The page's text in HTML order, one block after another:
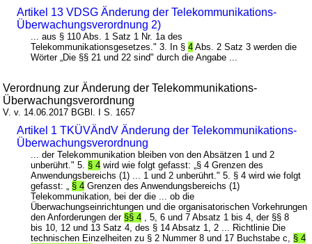
Artikel 13 VDSG Änderung der Telekommunikations-
Überwachungsverordnung 2)
... aus § 110 Abs. 1 Satz 1 Nr. 1a des
Telekommunikationsgesetzes." 3. In §4 Abs. 2 Satz 3 werden die
Wörter „Die §§ 21 und 22 sind" durch die Angabe ...
Verordnung zur Änderung der Telekommunikations-
Überwachungsverordnung
V. v. 14.06.2017 BGBl. I S. 1657
Artikel 1 TKÜVÄndV Änderung der Telekommunikations-
Überwachungsverordnung
... der Telekommunikation bleiben von den Absätzen 1 und 2
unberührt." 5. § 4 wird wie folgt gefasst: „§ 4 Grenzen des
Anwendungsbereichs (1) ... 1 und 2 unberührt." 5. § 4 wird wie folgt
gefasst: „ § 4 Grenzen des Anwendungsbereichs (1)
Telekommunikation, bei der die ... ob die
Überwachungseinrichtungen und die organisatorischen Vorkehrungen
den Anforderungen der §§ 4 , 5, 6 und 7 Absatz 1 bis 4, der §§ 8
bis 10, 12 und 13 Satz 4, des § 14 Absatz 1, 2 ... Richtlinie Die
technischen Einzelheiten zu § 2 Nummer 8 und 17 Buchstabe c, § 4